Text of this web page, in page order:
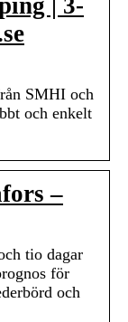
| 3-
SMHI och
och enkelt
–
tio dagar
för
och